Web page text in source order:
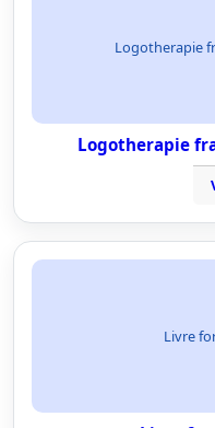
Logotherapie
Logotherapie
Livre